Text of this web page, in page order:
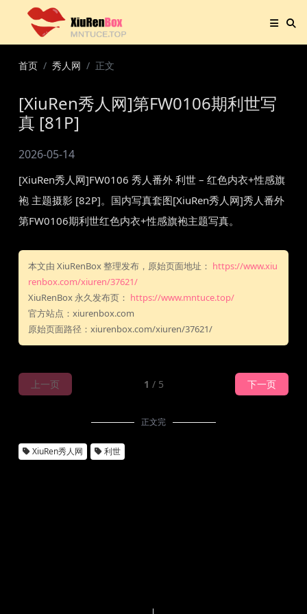
首页 秀人网 正文
[XiuRen秀人网]第FW0106期利世写
真 [81P]
2026-05-14
[XiuRen秀人网]FW0106 秀人番外 利世 – 红色内衣+性感旗
袍 主题摄影 [82P]。国内写真套图[XiuRen秀人网]秀人番外
第FW0106期利世红色内衣+性感旗袍主题写真。
本文由 XiuRenBox 整理发布，原始页面地址： https://www.xiu
renbox.com/xiuren/37621/
XiuRenBox 永久发布页： https://www.mntuce.top/
官方站点：xiurenbox.com
原始页面路径：xiurenbox.com/xiuren/37621/
上一页 1 / 5 下一页
正文完
XiuRen秀人网 利世